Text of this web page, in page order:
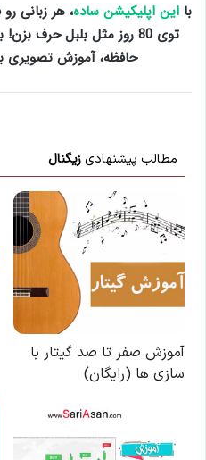
بااین اپلیکیشن ساده
توی 80 روز مثل بلبل حرف
حافظه، آموزش تصویری